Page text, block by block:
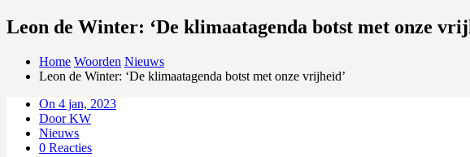
Leon de Winter: ‘De klimaatagenda botst met onze
Home Woorden Nieuws
Leon de Winter: ‘De klimaatagenda botst met onze vrijheid’
On 4 jan, 2023
Door KW
Nieuws
0 Reacties